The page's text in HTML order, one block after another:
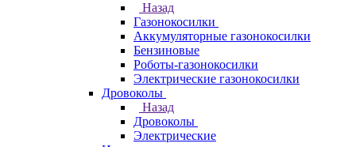
Назад
Газонокосилки
Аккумуляторные газонокосилки
Бензиновые
Роботы-газонокосилки
Электрические газонокосилки
Дровоколы
Назад
Дровоколы
Электрические